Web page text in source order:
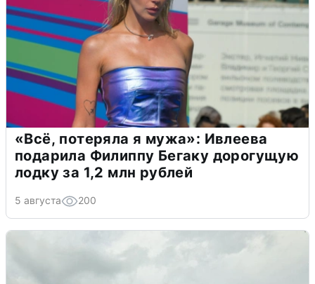
«Всё, потеряла я мужа»: Ивлеева
подарила Филиппу Бегаку дорогущую
лодку за 1,2 млн рублей
5 августа 200